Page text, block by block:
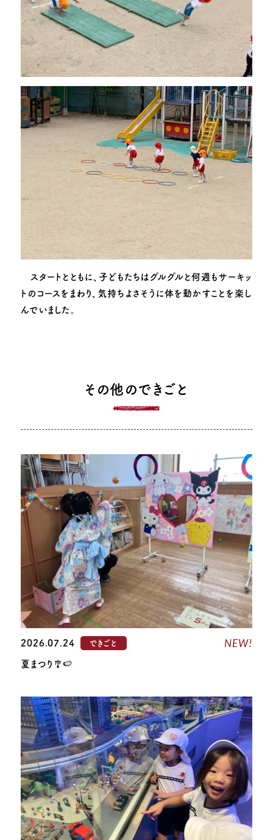
スタートとともに、子どもたちはグルグルと何週もサーキッ
トのコースをまわり、気持ちよさそうに体を動かすことを楽し
んでいました。
その他のできごと
2026.07.24 できごと NEW!
夏まつり🎐🍉